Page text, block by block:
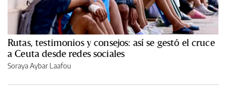
Rutas, testimonios y consejos: así se gestó el cruce
a Ceuta desde redes sociales
Soraya Aybar Laafou